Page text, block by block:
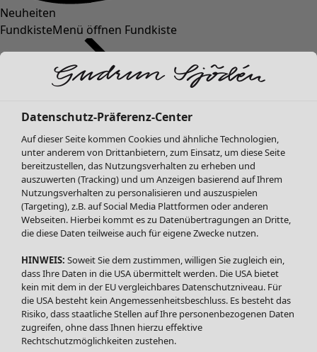
Neuheiten
FundkisteMenü öffnen Fundkiste
SALE Mode
Alle anzeigen
Kleider
Tuniken
Blusen
Pullover & Shirts
Strickjacken
Hosen
Röcke
Jacken & Mäntel
Leggings /Strumpfhosen
ModeMenü öffnen Mode
Mode
Neuheiten
Alle anzeigen
Kleider
ZuhauseMenü öffnen Zuhause
Datenschutz-Präferenz-Center
Auf dieser Seite kommen Cookies und ähnliche Technologien,
unter anderem von Drittanbietern, zum Einsatz, um diese Seite
bereitzustellen, das Nutzungsverhalten zu erheben und
auszuwerten (Tracking) und um Anzeigen basierend auf Ihrem
Nutzungsverhalten zu personalisieren und auszuspielen
(Targeting), z.B. auf Social Media Plattformen oder anderen
Webseiten. Hierbei kommt es zu Datenübertragungen an Dritte,
die diese Daten teilweise auch für eigene Zwecke nutzen.
HINWEIS: Soweit Sie dem zustimmen, willigen Sie zugleich ein,
dass Ihre Daten in die USA übermittelt werden. Die USA bietet
kein mit dem in der EU vergleichbares Datenschutzniveau. Für
die USA besteht kein Angemessenheitsbeschluss. Es besteht das
Risiko, dass staatliche Stellen auf Ihre personenbezogenen Daten
zugreifen, ohne dass Ihnen hierzu effektive
Rechtschutzmöglichkeiten zustehen.